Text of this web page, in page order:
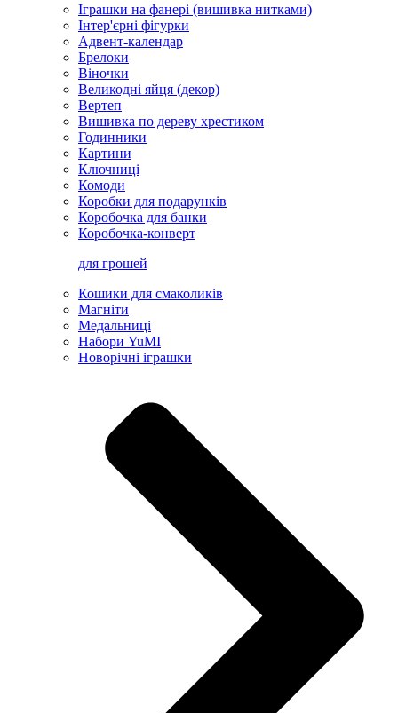
Іграшки на фанері (вишивка нитками)
Інтер'єрні фігурки
Адвент-календар
Брелоки
Віночки
Великодні яйця (декор)
Вертеп
Вишивка по дереву хрестиком
Годинники
Картини
Ключниці
Комоди
Коробки для подарунків
Коробочка для банки
Коробочка-конверт
для грошей
Кошики для смаколиків
Магніти
Медальниці
Набори YuMI
Новорічні іграшки